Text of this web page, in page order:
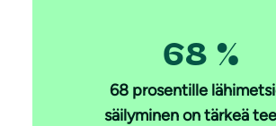
68 %
68 prosentille
säilyminen on tärkeä